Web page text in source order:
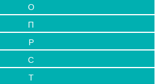
О
П
Р
С
Т